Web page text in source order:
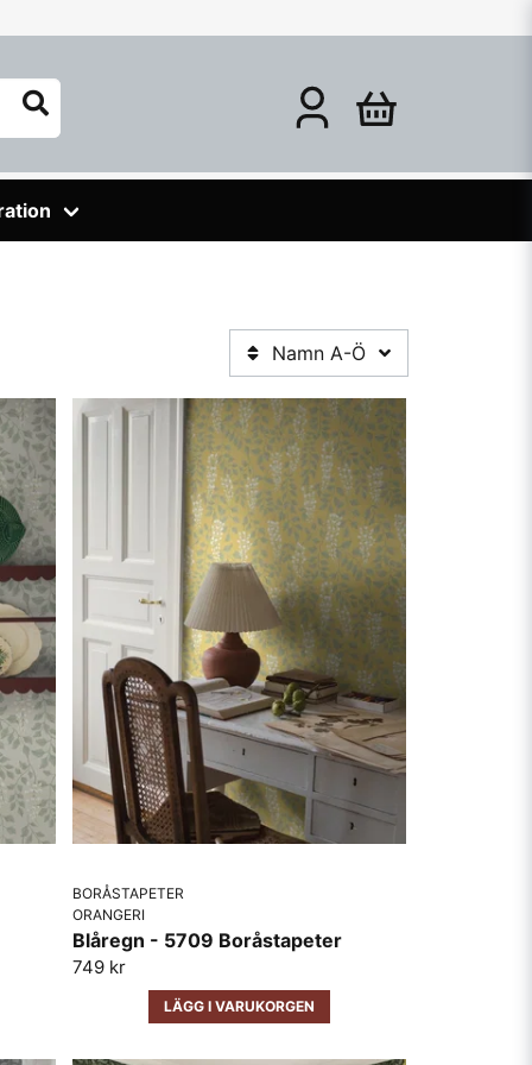
Namn A-Ö
BORÅSTAPETER
ORANGERI
Blåregn - 5709 Boråstapeter
749 kr
LÄGG I VARUKORGEN